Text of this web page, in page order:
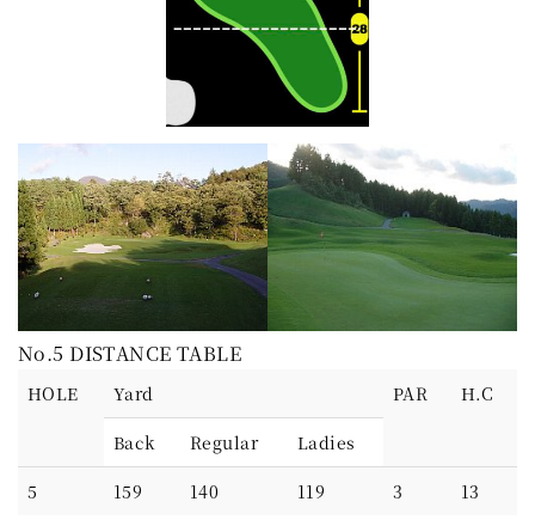
No.5 DISTANCE TABLE
HOLE Yard PAR H.C
Back Regular Ladies
5 159 140 119 3 13